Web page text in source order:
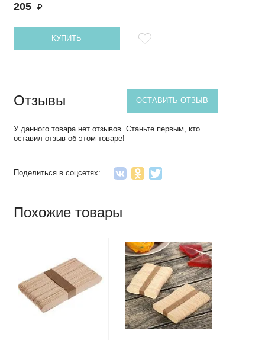
205 ₽
КУПИТЬ
Отзывы ОСТАВИТЬ ОТЗЫВ
У данного товара нет отзывов. Станьте первым, кто
оставил отзыв об этом товаре!
Поделиться в соцсетях:
Похожие товары